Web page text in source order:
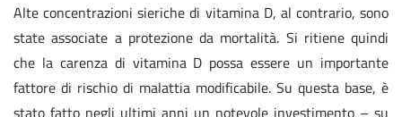
Alte concentrazioni sieriche di vitamina D, al contrario, sono
state associate a protezione da mortalità. Si ritiene quindi
che la carenza di vitamina D possa essere un importante
fattore di rischio di malattia modificabile. Su questa base, è
stato fatto negli ultimi anni un notevole investimento – su